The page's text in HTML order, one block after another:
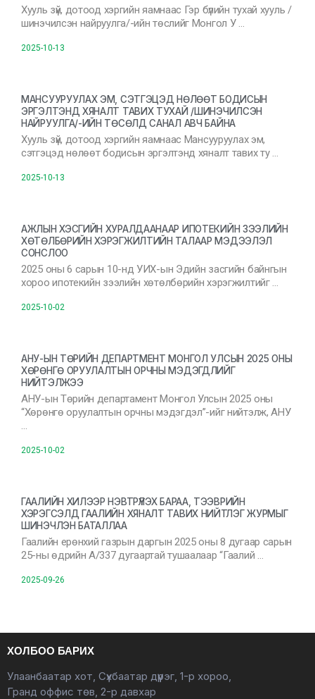
Хууль зүй, дотоод хэргийн яамнаас Гэр бүлийн тухай хууль /
шинэчилсэн найруулга/-ийн төслийг Монгол У …
2025-10-13
МАНСУУРУУЛАХ ЭМ, СЭТГЭЦЭД НӨЛӨӨТ БОДИСЫН
ЭРГЭЛТЭНД ХЯНАЛТ ТАВИХ ТУХАЙ /ШИНЭЧИЛСЭН
НАЙРУУЛГА/-ИЙН ТӨСӨЛД САНАЛ АВЧ БАЙНА
Хууль зүй, дотоод хэргийн яамнаас Мансууруулах эм,
сэтгэцэд нөлөөт бодисын эргэлтэнд хяналт тавих ту …
2025-10-13
АЖЛЫН ХЭСГИЙН ХУРАЛДААНААР ИПОТЕКИЙН ЗЭЭЛИЙН
ХӨТӨЛБӨРИЙН ХЭРЭГЖИЛТИЙН ТАЛААР МЭДЭЭЛЭЛ
СОНСЛОО
2025 оны 6 сарын 10-нд УИХ-ын Эдийн засгийн байнгын
хороо ипотекийн зээлийн хөтөлбөрийн хэрэгжилтийг …
2025-10-02
АНУ-ЫН ТӨРИЙН ДЕПАРТМЕНТ МОНГОЛ УЛСЫН 2025 ОНЫ
ХӨРӨНГӨ ОРУУЛАЛТЫН ОРЧНЫ МЭДЭГДЛИЙГ
НИЙТЭЛЖЭЭ
АНУ-ын Төрийн департамент Монгол Улсын 2025 оны
“Хөрөнгө оруулалтын орчны мэдэгдэл”-ийг нийтэлж, АНУ
…
2025-10-02
ГААЛИЙН ХИЛЭЭР НЭВТРҮҮЛЭХ БАРАА, ТЭЭВРИЙН
ХЭРЭГСЭЛД ГААЛИЙН ХЯНАЛТ ТАВИХ НИЙТЛЭГ ЖУРМЫГ
ШИНЭЧЛЭН БАТАЛЛАА
Гаалийн ерөнхий газрын даргын 2025 оны 8 дугаар сарын
25-ны өдрийн А/337 дугаартай тушаалаар “Гаалий …
2025-09-26
ХОЛБОО БАРИХ
Улаанбаатар хот, Сүхбаатар дүүрэг, 1-р хороо,
Гранд оффис төв, 2-р давхар